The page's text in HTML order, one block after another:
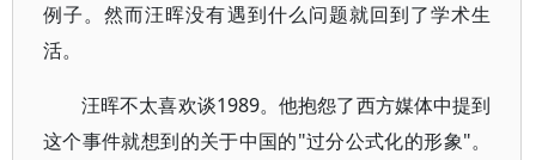
例子。然而汪晖没有遇到什么问题就回到了学术生
活。
汪晖不太喜欢谈1989。他抱怨了西方媒体中提到
这个事件就想到的关于中国的"过分公式化的形象"。